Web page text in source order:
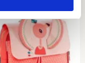
divertida e prática
para uma pasta A4.